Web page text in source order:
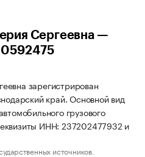
Сергеевна —
зарегистрирован
край. Основной вид
грузового
ИНН: 237202477932 и
источников.